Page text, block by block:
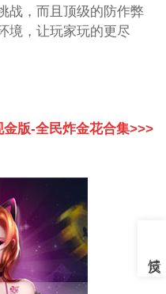
战，而且顶级的防作弊
境，让玩家玩的更尽
版-全民炸金花合集>>>